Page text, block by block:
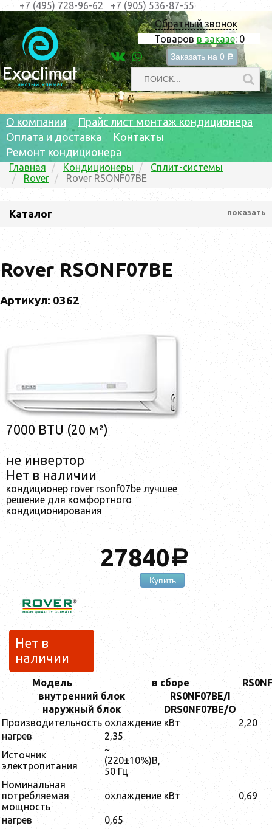
Обратный звонок
Товаров в заказе: 0
Заказать на 0 c
+7 (495) 728-96-62 +7 (905) 536-87-55
О компании
Прайс лист монтаж кондиционера
Оплата и доставка
Контакты
Ремонт кондиционера
Главная Кондиционеры
Сплит-системы
Rover
Rover RSONF07BE
Каталог показать
Rover RSONF07BE
Артикул: 0362
7000 BTU (20 м²)
не инвертор
Нет в наличии
кондиционер rover rsonf07be лучшее
решение для комфортного
кондиционирования
27840a
Купить
Нет в
наличии
Модель в сборе
внутренний блок
RS0NF07BE/I
наружный блок
DRS0NF07BE/O
Производительность охлаждение кВт
2,20
нагрев
2,35
Источник
электропитания
~
(220±10%)В,
50 Гц
Номинальная
потребляемая
мощность
охлаждение кВт 0,69
нагрев
0,65